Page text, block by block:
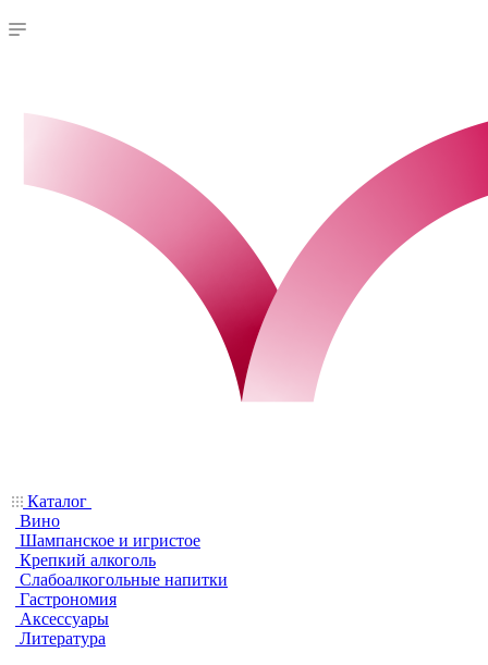
Каталог
Вино
Шампанское и игристое
Крепкий алкоголь
Слабоалкогольные напитки
Гастрономия
Аксессуары
Литература